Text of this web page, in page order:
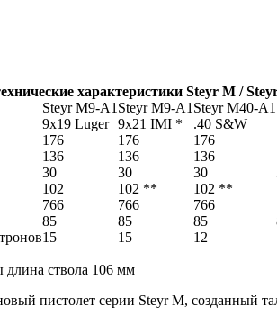
характеристики Steyr M /
Steyr M9-A1 Steyr M9-A1 Steyr M40-A1
9x19 Luger 9x21 IMI * .40 S&W
176 176 176
136 136 136
30 30 30
102 102 ** 102 **
766 766 766
85 85 85
15 15 12
ствола 106 мм
пистолет серии Steyr M, созданный